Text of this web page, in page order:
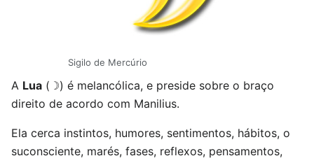
Sigilo de Mercúrio
A Lua (☽) é melancólica, e preside sobre o braço
direito de acordo com Manilius.
Ela cerca instintos, humores, sentimentos, hábitos, o
suconsciente, marés, fases, reflexos, pensamentos,